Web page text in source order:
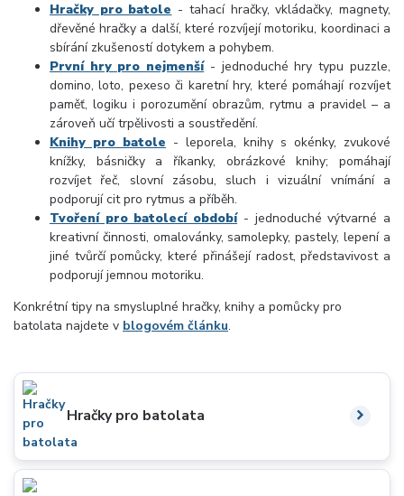
Hračky pro batole - tahací hračky, vkládačky, magnety,
dřevěné hračky a další, které rozvíjejí motoriku, koordinaci a
sbírání zkušeností dotykem a pohybem.
První hry pro nejmenší- jednoduché hry typu puzzle,
domino, loto, pexeso či karetní hry, které pomáhají rozvíjet
paměť, logiku i porozumění obrazům, rytmu a pravidel – a
zároveň učí trpělivosti a soustředění.
Knihy pro batole - leporela, knihy s okénky, zvukové
knížky, básničky a říkanky, obrázkové knihy; pomáhají
rozvíjet řeč, slovní zásobu, sluch i vizuální vnímání a
podporují cit pro rytmus a příběh.
Tvoření pro batolecí období- jednoduché výtvarné a
kreativní činnosti, omalovánky, samolepky, pastely, lepení a
jiné tvůrčí pomůcky, které přinášejí radost, představivost a
podporují jemnou motoriku.
Konkrétní tipy na smysluplné hračky, knihy a pomůcky pro
batolata najdete v blogovém článku.
Hračky pro batolata